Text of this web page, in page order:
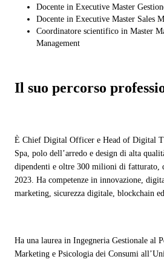
Docente in Executive Master
Docente in Executive Master Sales
Coordinatore scientifico in Master
Management
Il suo percorso
È Chief Digital Officer e Head of Digital
Spa, polo dell’arredo e design di alta
dipendenti e oltre 300 milioni di fatturato,
2023. Ha competenze in innovazione,
marketing, sicurezza digitale, blockchain
Ha una laurea in Ingegneria Gestionale al
Marketing e Psicologia dei Consumi